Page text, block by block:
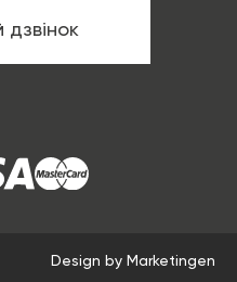
дзвінок
Design by Marketingen